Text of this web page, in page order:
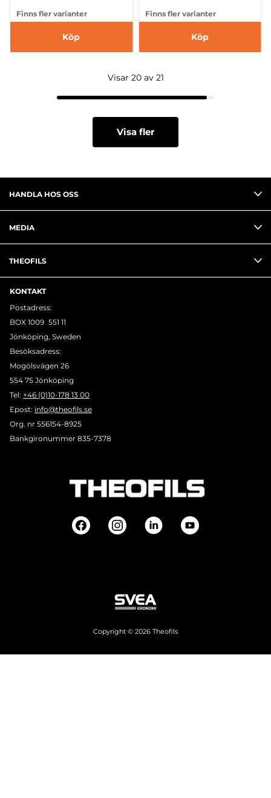
Finns fler varianter
Köp
Finns fler varianter
Köp
Visar 20 av 21
Visa fler
HANDLA HOS OSS
MEDIA
THEOFILS
KONTAKT
Postadress:
BOX 1009 551 11
Jönköping, Sweden
Besöksadress:
Mogölsvägen 26
554 75 Jönköping
Tel: +46 (0)10-178 13 00
Epost: info@theofils.se
Org. nr 556154-8925
Bankgironummer 835-7378
Copyright © 2026 Theofils